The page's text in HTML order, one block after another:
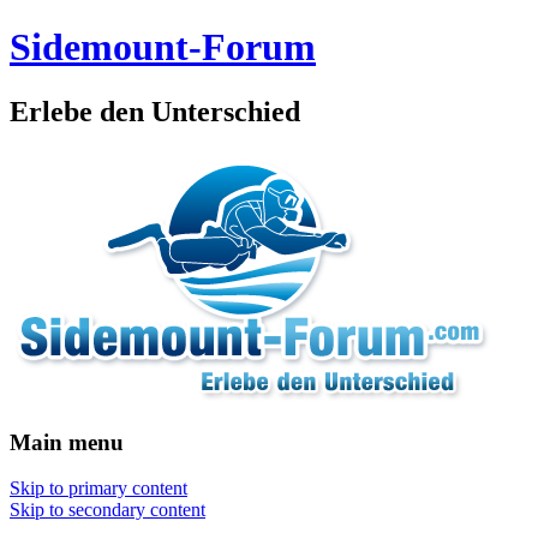
Sidemount-Forum
Erlebe den Unterschied
Main menu
Skip to primary content
Skip to secondary content